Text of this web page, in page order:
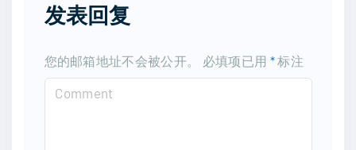
发表回复
您的邮箱地址不会被公开。 必填项已用 *标注